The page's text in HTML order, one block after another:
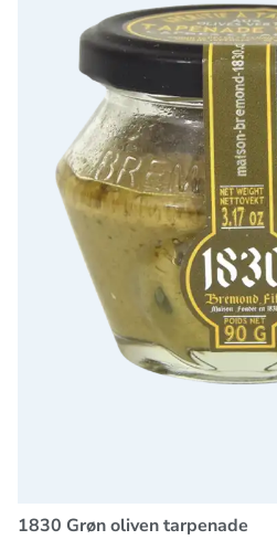
1830 Grøn oliven tarpenade